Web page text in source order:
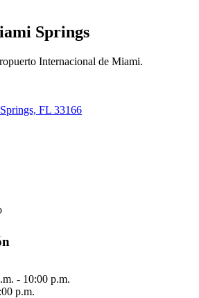
Springs
Internacional de Miami.
FL 33166
- 10:00 p.m.
p.m.